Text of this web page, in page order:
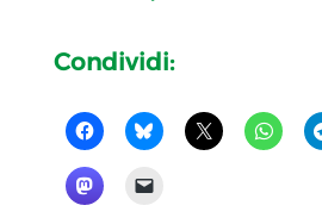
Condividi: